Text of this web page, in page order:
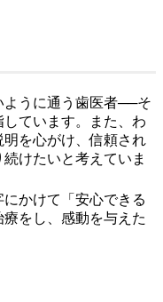
ように通う歯医者──そ
しています。また、わ
を心がけ、信頼され
けたいと考えていま
かけて「安心できる
をし、感動を与えた